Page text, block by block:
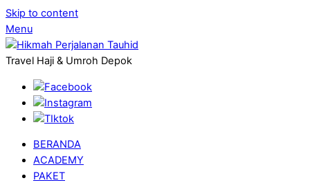
Skip to content
Menu
Travel Haji & Umroh Depok
BERANDA
ACADEMY
PAKET